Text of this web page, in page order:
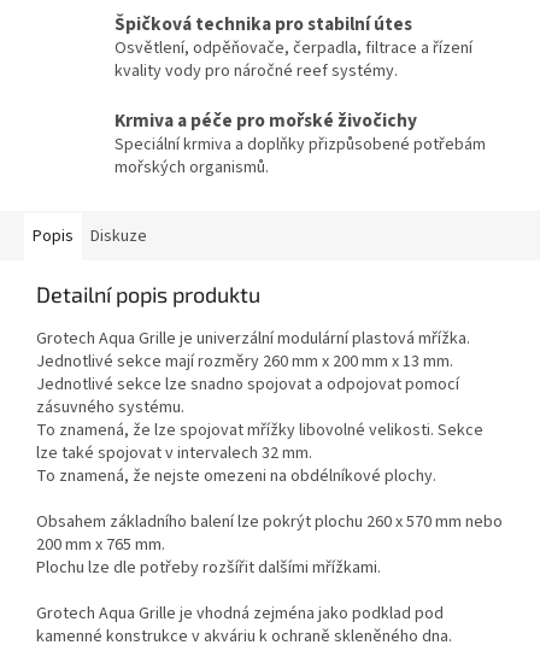
Špičková technika pro stabilní útes
Osvětlení, odpěňovače, čerpadla, filtrace a řízení
kvality vody pro náročné reef systémy.
Krmiva a péče pro mořské živočichy
Speciální krmiva a doplňky přizpůsobené potřebám
mořských organismů.
Popis Diskuze
Detailní popis produktu
Grotech Aqua Grille je univerzální modulární plastová mřížka.
Jednotlivé sekce mají rozměry 260 mm x 200 mm x 13 mm.
Jednotlivé sekce lze snadno spojovat a odpojovat pomocí
zásuvného systému.
To znamená, že lze spojovat mřížky libovolné velikosti. Sekce
lze také spojovat v intervalech 32 mm.
To znamená, že nejste omezeni na obdélníkové plochy.
Obsahem základního balení lze pokrýt plochu 260 x 570 mm nebo
200 mm x 765 mm.
Plochu lze dle potřeby rozšířit dalšími mřížkami.
Grotech Aqua Grille je vhodná zejména jako podklad pod
kamenné konstrukce v akváriu k ochraně skleněného dna.